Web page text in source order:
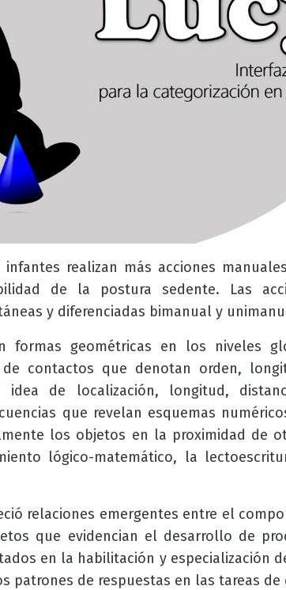
realizan más acciones
de la postura sedente. Las
y diferenciadas bimanual y
formas geométricas en los niveles
de contactos que denotan orden,
de localización, longitud,
que revelan esquemas numéricos:
los objetos en la proximidad de
lógico-matemático, la
relaciones emergentes entre el
que evidencian el desarrollo de
en la habilitación y especialización
patrones de respuestas en las tareas de